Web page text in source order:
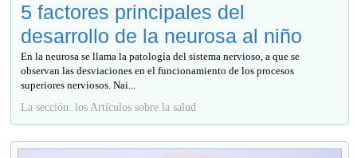
5 factores principales del
desarrollo de la neurosa al niño
En la neurosa se llama la patología del sistema nervioso, a que se
observan las desviaciones en el funcionamiento de los procesos
superiores nerviosos. Nai...
La sección: los Artículos sobre la salud